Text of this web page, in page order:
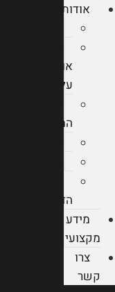
אודות
אומרים
עלינו
המשרד
הדין
מידע
מקצועי
צרו
קשר